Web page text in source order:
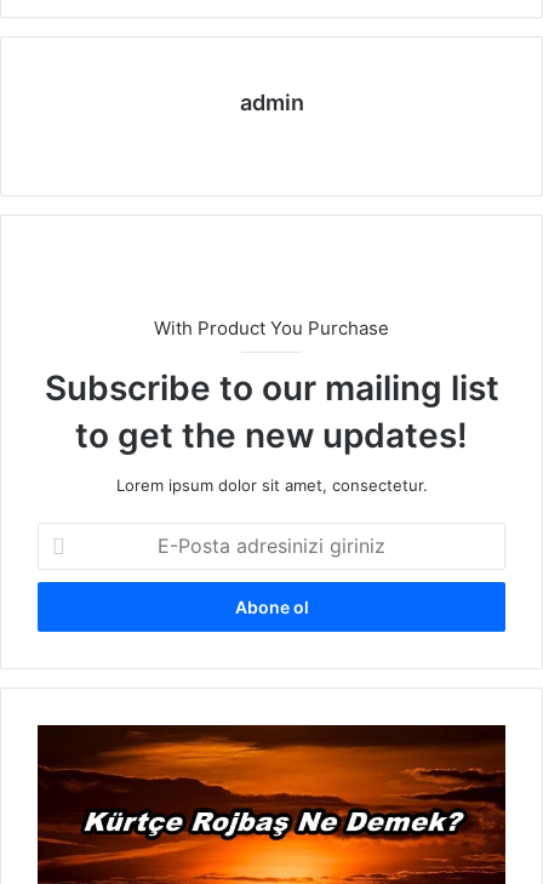
admin
sit
With Product You Purchase
Subscribe to our mailing list
to get the new updates!
Lorem ipsum dolor sit amet, consectetur.
P
s
a
r
i
n
ü
ç
e